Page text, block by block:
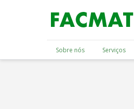
Sobre nós Serviços